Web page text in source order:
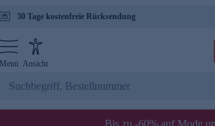
30 Tage kostenfreie Rücksendung
Menü Ansicht
Bis zu -60% auf Mode